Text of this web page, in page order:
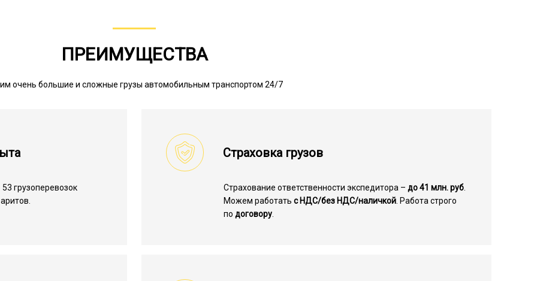
ПРЕИМУЩЕСТВА
очень большие и сложные грузы автомобильным транспортом 24/7
грузоперевозок
Страховка грузов
Страхование ответственности экспедитора –до 41 млн. руб
Можем работатьс НДС/без НДС/наличкой . Работа строго
подоговору